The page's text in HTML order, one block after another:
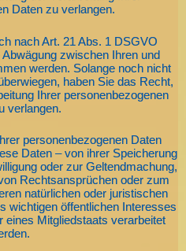
Daten zu verlangen.
nach Art. 21 Abs. 1 DSGVO
zwischen Ihren und
werden. Solange noch nicht
haben Sie das Recht,
Ihrer personenbezogenen
verlangen.
personenbezogenen Daten
Daten – von ihrer Speicherung
oder zur Geltendmachung,
Rechtsansprüchen oder zum
natürlichen oder juristischen
wichtigen öffentlichen Interesses
eines Mitgliedstaats verarbeitet